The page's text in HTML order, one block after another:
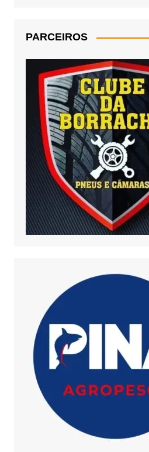
PARCEIROS